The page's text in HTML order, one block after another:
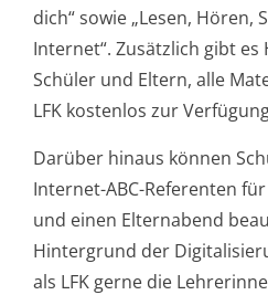
dich“ sowie „Lesen, Hören,
Internet“. Zusätzlich gibt
Schüler und Eltern, alle
LFK kostenlos zur
Darüber hinaus können
Internet-ABC-Referenten
und einen Elternabend
Hintergrund der
als LFK gerne die